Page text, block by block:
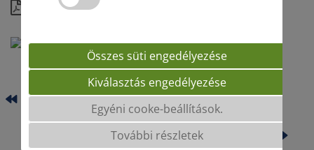
részletes
CAMELEON
Összes süti engedélyezése
Kiválasztás engedélyezése
Egyéni cooke-beállítások.
További részletek